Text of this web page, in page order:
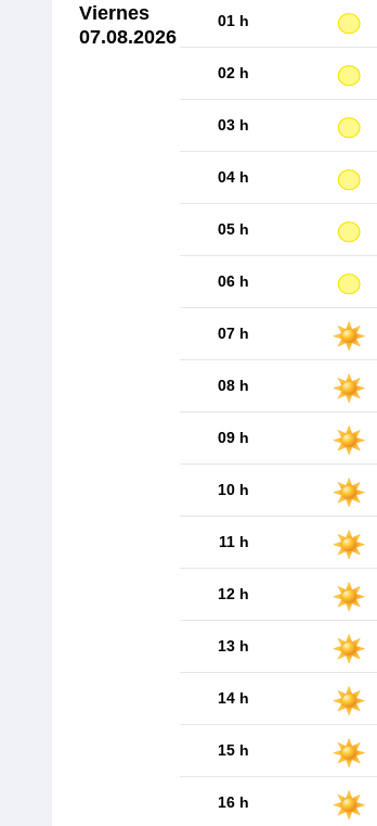
Viernes
07.08.2026
01 h
02 h
03 h
04 h
05 h
06 h
07 h
08 h
09 h
10 h
11 h
12 h
13 h
14 h
15 h
16 h